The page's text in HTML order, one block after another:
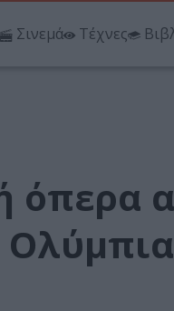
Σινεμά Τέχνες
όπερα
Ολύμπια